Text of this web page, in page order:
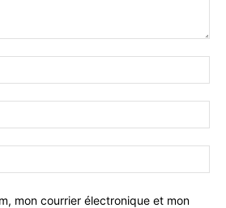
mon courrier électronique et mon